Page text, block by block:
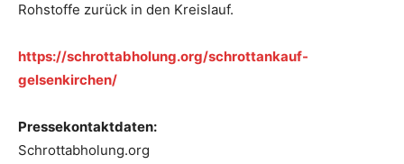
Rohstoffe zurück in den Kreislauf.
https://schrottabholung.org/schrottankauf-
gelsenkirchen/
Pressekontaktdaten:
Schrottabholung.org